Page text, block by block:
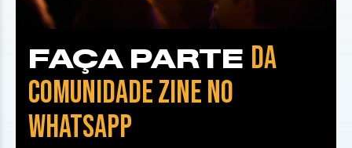
FAÇA PARTE DA
COMUNIDADE ZINE NO
WHATSAPP